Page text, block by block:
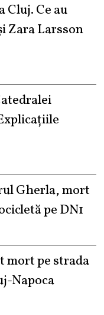
Cluj. Ce au
Zara Larsson
Gherla, mort
pe DN1
mort pe strada
Napoca